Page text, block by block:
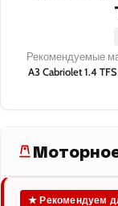
Рекомендуемые
A3 Cabriolet 1.4
★ Рекомендуем